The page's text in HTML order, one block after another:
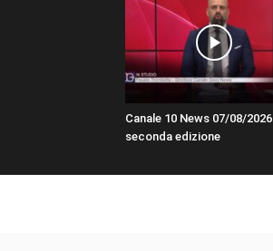
Canale 10 News 07/08/2026
seconda edizione